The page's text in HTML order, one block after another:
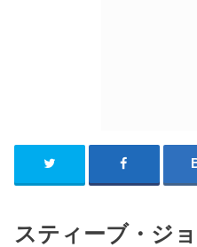
スティーブ・ジ